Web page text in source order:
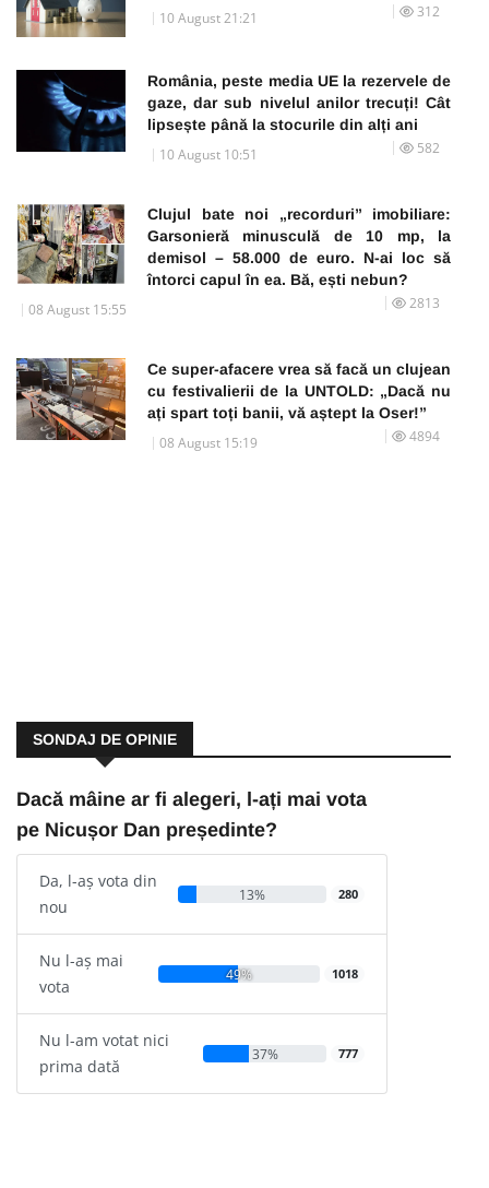
10 August 21:21 312
România, peste media UE la rezervele de
gaze, dar sub nivelul anilor trecuți! Cât
lipsește până la stocurile din alți ani
10 August 10:51 582
Clujul bate noi „recorduri” imobiliare:
Garsonieră minusculă de 10 mp, la
demisol – 58.000 de euro. N-ai loc să
întorci capul în ea. Bă, ești nebun?
08 August 15:55 2813
Ce super-afacere vrea să facă un clujean
cu festivalierii de la UNTOLD: „Dacă nu
ați spart toți banii, vă aștept la Oser!”
08 August 15:19 4894
SONDAJ DE OPINIE
Dacă mâine ar fi alegeri, l-ați mai vota
pe Nicușor Dan președinte?
Da, l-aș vota din
nou
13% 280
Nu l-aș mai
vota
49% 1018
Nu l-am votat nici
prima dată
37% 777